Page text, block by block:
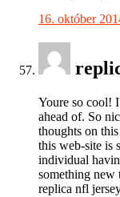
16. október
Youre so cool!
ahead of. So
thoughts on
this web-site is
individual
something
replica nfl